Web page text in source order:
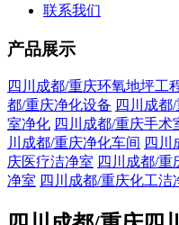
联系我们
产品展示
四川成都/重庆环氧地坪工
都/重庆净化设备 四川成都
室净化 四川成都/重庆手术
川成都/重庆净化车间 四川
庆医疗洁净室 四川成都/重
净室 四川成都/重庆化工洁